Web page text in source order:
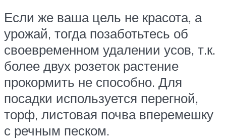
Если же ваша цель не красота, а
урожай, тогда позаботьтесь об
своевременном удалении усов, т.к.
более двух розеток растение
прокормить не способно. Для
посадки используется перегной,
торф, листовая почва вперемешку
с речным песком.